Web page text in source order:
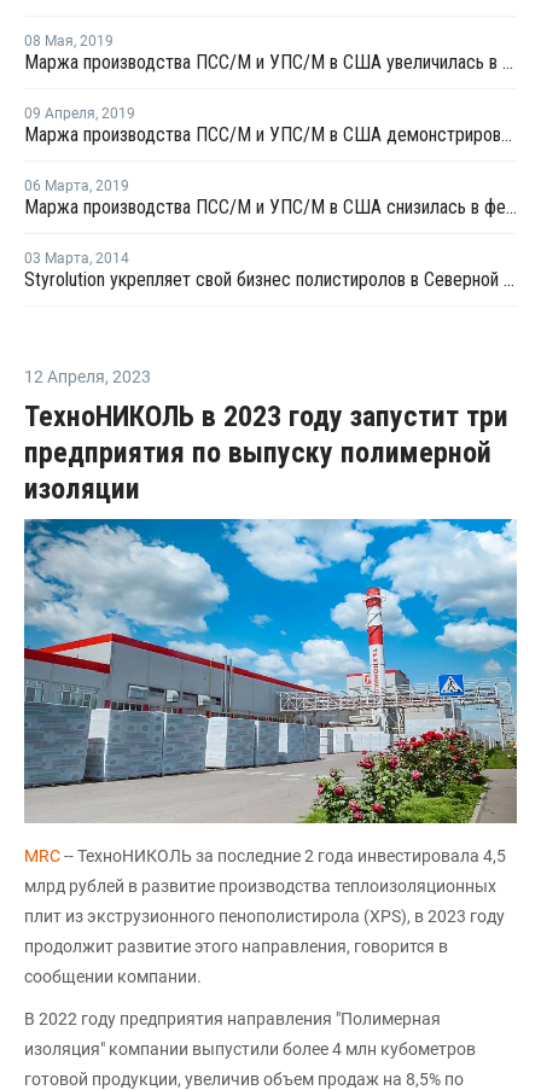
08 Мая, 2019
Маржа производства ПСC/М и УПС/М в США увеличилась в апреле
09 Апреля, 2019
Маржа производства ПСC/М и УПС/М в США демонстрировала разнонаправленный тренд в марте
06 Марта, 2019
Маржа производства ПСC/М и УПС/М в США снизилась в феврале
03 Марта, 2014
Styrolution укрепляет свой бизнес полистиролов в Северной Америке
12 Апреля, 2023
ТехноНИКОЛЬ в 2023 году запустит три
предприятия по выпуску полимерной
изоляции
MRC-- ТехноНИКОЛЬ за последние 2 года инвестировала 4,5
млрд рублей в развитие производства теплоизоляционных
плит из экструзионного пенополистирола (XPS), в 2023 году
продолжит развитие этого направления, говорится в
сообщении компании.
В 2022 году предприятия направления "Полимерная
изоляция" компании выпустили более 4 млн кубометров
готовой продукции, увеличив объем продаж на 8,5% по